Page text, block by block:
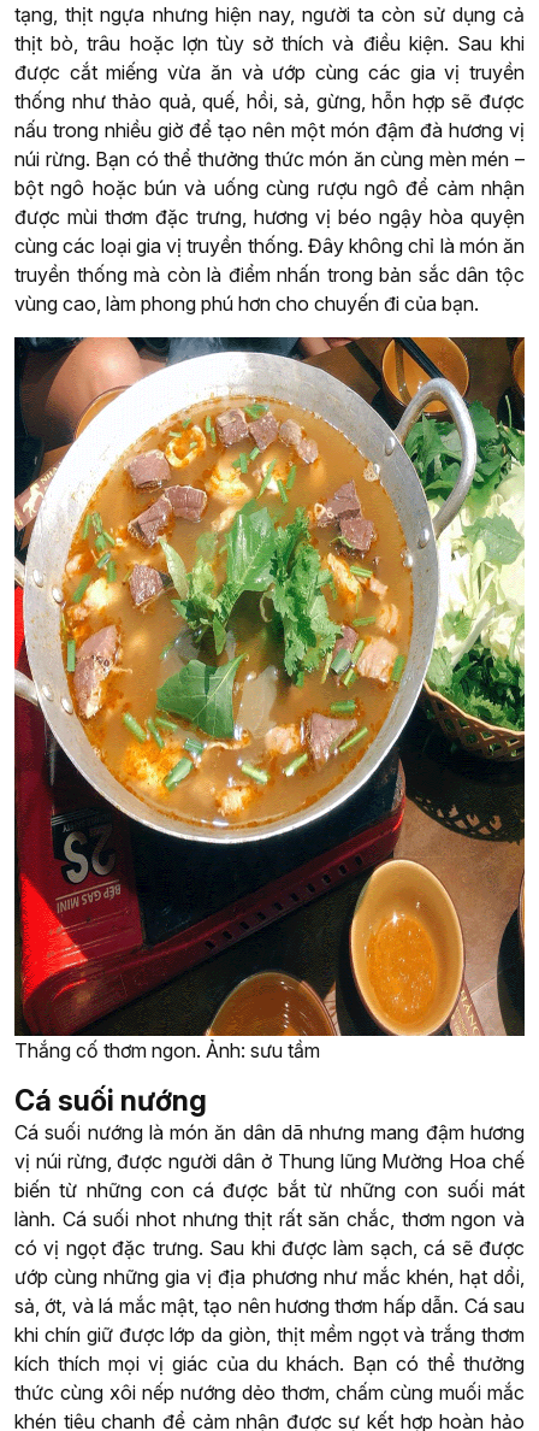
tạng, thịt ngựa nhưng hiện nay, người ta còn sử dụng cả
thịt bò, trâu hoặc lợn tùy sở thích và điều kiện. Sau khi
được cắt miếng vừa ăn và ướp cùng các gia vị truyền
thống như thảo quả, quế, hồi, sả, gừng, hỗn hợp sẽ được
nấu trong nhiều giờ để tạo nên một món đậm đà hương vị
núi rừng. Bạn có thể thưởng thức món ăn cùng mèn mén –
bột ngô hoặc bún và uống cùng rượu ngô để cảm nhận
được mùi thơm đặc trưng, hương vị béo ngậy hòa quyện
cùng các loại gia vị truyền thống. Đây không chỉ là món ăn
truyền thống mà còn là điểm nhấn trong bản sắc dân tộc
vùng cao, làm phong phú hơn cho chuyến đi của bạn.
Thắng cố thơm ngon. Ảnh: sưu tầm
Cá suối nướng
Cá suối nướng là món ăn dân dã nhưng mang đậm hương
vị núi rừng, được người dân ở Thung lũng Mường Hoa chế
biến từ những con cá được bắt từ những con suối mát
lành. Cá suối nhot nhưng thịt rất săn chắc, thơm ngon và
có vị ngọt đặc trưng. Sau khi được làm sạch, cá sẽ được
ướp cùng những gia vị địa phương như mắc khén, hạt dổi,
sả, ớt, và lá mắc mật, tạo nên hương thơm hấp dẫn. Cá sau
khi chín giữ được lớp da giòn, thịt mềm ngọt và trắng thơm
kích thích mọi vị giác của du khách. Bạn có thể thưởng
thức cùng xôi nếp nướng dẻo thơm, chấm cùng muối mắc
khén tiêu chanh để cảm nhận được sự kết hợp hoàn hảo